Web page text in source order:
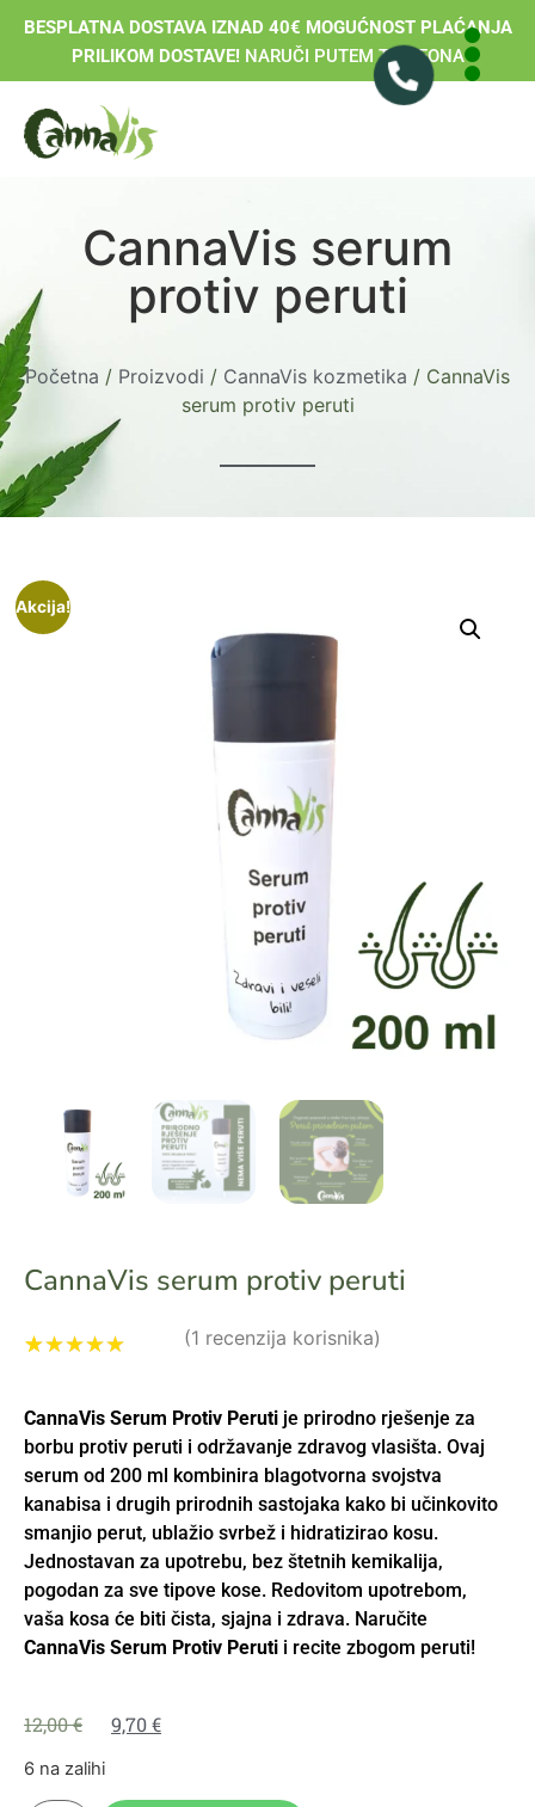
BESPLATNA DOSTAVA IZNAD 40€ MOGUĆNOST PLAĆANJA
PRILIKOM DOSTAVE!NARUČI PUTEM TELEFONA
CannaVis serum
protiv peruti
Početna / Proizvodi / CannaVis kozmetika / CannaVis
serum protiv peruti
Akcija!
CannaVis serum protiv peruti
od ukupno 5
(korisnika)
(1 recenzija korisnika)
CannaVis Serum Protiv Peruti je prirodno rješenje za
borbu protiv peruti i održavanje zdravog vlasišta. Ovaj
serum od 200 ml kombinira blagotvorna svojstva
kanabisa i drugih prirodnih sastojaka kako bi učinkovito
smanjio perut, ublažio svrbež i hidratizirao kosu.
Jednostavan za upotrebu, bez štetnih kemikalija,
pogodan za sve tipove kose. Redovitom upotrebom,
vaša kosa će biti čista, sjajna i zdrava. Naručite
CannaVis Serum Protiv Peruti i recite zbogom peruti!
12,00€ 9,70€
6 na zalihi